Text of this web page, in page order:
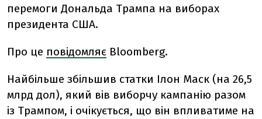
перемоги Дональда Трампа на виборах
президента США.
Про це повідомляє Bloomberg.
Найбільше збільшив статки Ілон Маск (на 26,5
млрд дол), який вів виборчу кампанію разом
із Трампом, і очікується, що він впливатиме на